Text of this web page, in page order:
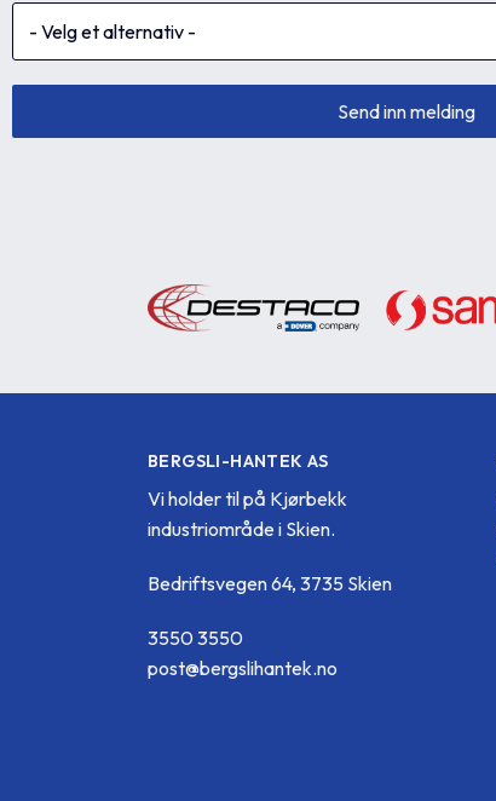
BERGSLI-HANTEK AS
Vi holder til på Kjørbekk
industriområde i Skien.
Bedriftsvegen 64, 3735 Skien
3550 3550
post@bergslihantek.no